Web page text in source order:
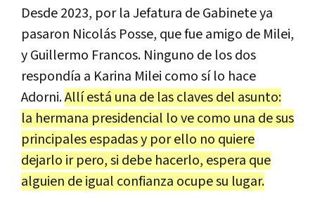
Desde 2023, por la Jefatura de Gabinete ya
pasaron Nicolás Posse, que fue amigo de Milei,
y Guillermo Francos. Ninguno de los dos
respondía a Karina Milei como sí lo hace
Adorni.Allí está una de las claves del asunto:
la hermana presidencial lo ve como una de sus
principales espadas y por ello no quiere
dejarlo ir pero, si debe hacerlo, espera que
alguien de igual confianza ocupe su lugar.